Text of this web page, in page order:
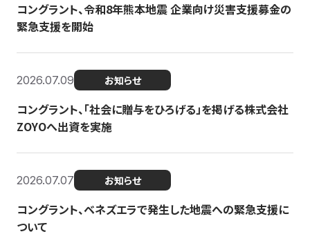
コングラント、令和8年熊本地震 企業向け災害支援募金の
緊急支援を開始
2026.07.09 お知らせ
コングラント、「社会に贈与をひろげる」を掲げる株式会社
ZOYOへ出資を実施
2026.07.07 お知らせ
コングラント、ベネズエラで発生した地震への緊急支援に
ついて